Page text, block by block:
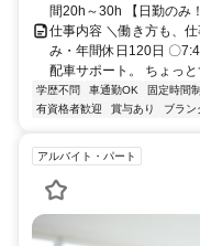
間20h～30h 【日勤のみ
仕事内容 ＼働き方も、
み・年間休日120日 〇
配車サポート。 ちょっと
学歴不問 車通勤OK 固定時間制
有資格者歓迎
賞与あり ブラン
アルバイト・パート